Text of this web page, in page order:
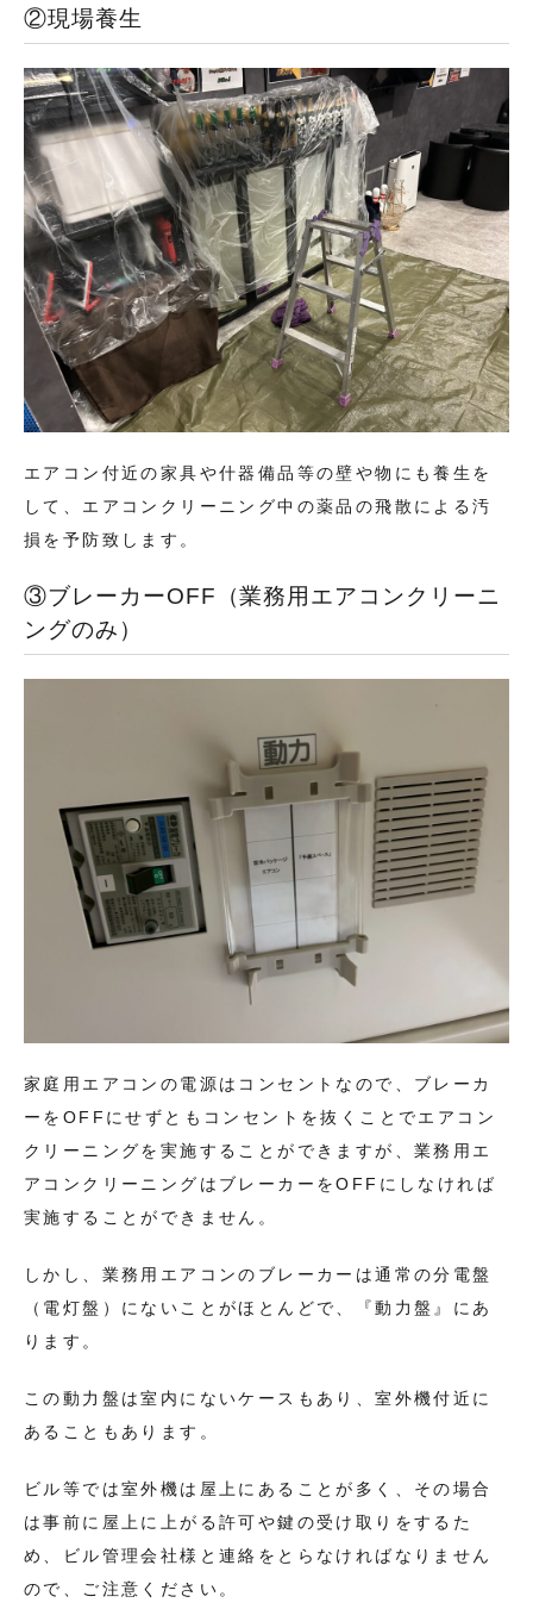
②現場養生
エアコン付近の家具や什器備品等の壁や物にも養生を
して、エアコンクリーニング中の薬品の飛散による汚
損を予防致します。
③ブレーカーOFF（業務用エアコンクリーニ
ングのみ）
家庭用エアコンの電源はコンセントなので、ブレーカ
ーをOFFにせずともコンセントを抜くことでエアコン
クリーニングを実施することができますが、業務用エ
アコンクリーニングはブレーカーをOFFにしなければ
実施することができません。
しかし、業務用エアコンのブレーカーは通常の分電盤
（電灯盤）にないことがほとんどで、『動力盤』にあ
ります。
この動力盤は室内にないケースもあり、室外機付近に
あることもあります。
ビル等では室外機は屋上にあることが多く、その場合
は事前に屋上に上がる許可や鍵の受け取りをするた
め、ビル管理会社様と連絡をとらなければなりません
ので、ご注意ください。